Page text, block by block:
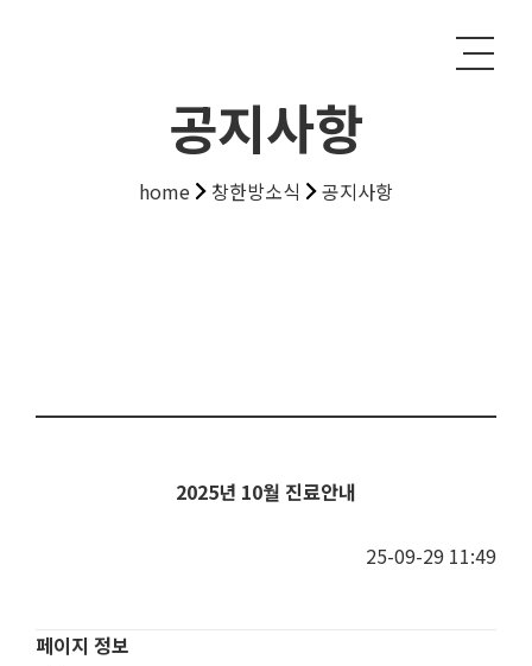
공지사항
home 창한방소식 공지사항
2025년 10월 진료안내
25-09-29 11:49
페이지 정보